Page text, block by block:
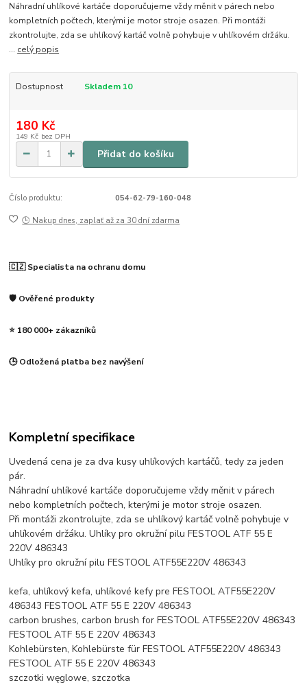
Náhradní uhlíkové kartáče doporučujeme vždy měnit v párech nebo
kompletních počtech, kterými je motor stroje osazen. Při montáži
zkontrolujte, zda se uhlíkový kartáč volně pohybuje v uhlíkovém držáku.
... celý popis
Dostupnost Skladem 10
180 Kč
149 Kč bez DPH
Přidat do košíku
Číslo produktu: 054-62-79-160-048
🕒 Nakup dnes, zaplať až za 30 dní zdarma
🇨🇿 Specialista na ochranu domu
🛡️ Ověřené produkty
⭐ 180 000+ zákazníků
🕒 Odložená platba bez navýšení
Kompletní specifikace
Uvedená cena je za dva kusy uhlíkových kartáčů, tedy za jeden
pár.
Náhradní uhlíkové kartáče doporučujeme vždy měnit v párech
nebo kompletních počtech, kterými je motor stroje osazen.
Při montáži zkontrolujte, zda se uhlíkový kartáč volně pohybuje v
uhlíkovém držáku. Uhlíky pro okružní pilu FESTOOL ATF 55 E
220V 486343
Uhlíky pro okružní pilu FESTOOL ATF55E220V 486343
kefa, uhlíkový kefa, uhlíkové kefy pre FESTOOL ATF55E220V
486343 FESTOOL ATF 55 E 220V 486343
carbon brushes, carbon brush for FESTOOL ATF55E220V 486343
FESTOOL ATF 55 E 220V 486343
Kohlebürsten, Kohlebürste für FESTOOL ATF55E220V 486343
FESTOOL ATF 55 E 220V 486343
szczotki węglowe, szczotka